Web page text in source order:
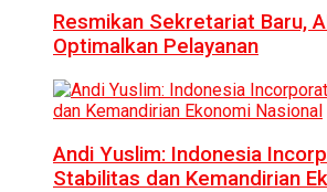
Resmikan Sekretariat Baru,
Optimalkan Pelayanan
Andi Yuslim: Indonesia
Stabilitas dan Kemandirian